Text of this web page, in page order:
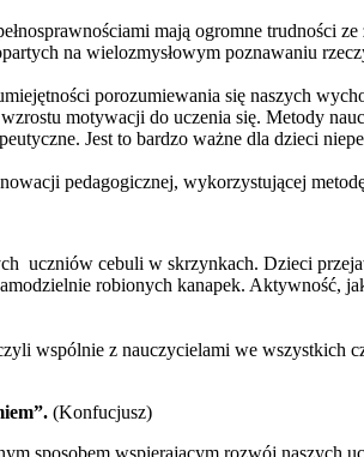
mają ogromne trudności
na wielozmysłowym poznawaniu
porozumiewania się naszych
motywacji do uczenia się. Metody
Jest to bardzo ważne dla dzieci
pedagogicznej, wykorzystującej
uczniów cebuli w skrzynkach. Dzieci
robionych kanapek. Aktywność,
wspólnie z nauczycielami we wszystkich
(Konfucjusz)
sposobem wspierającym rozwój naszych